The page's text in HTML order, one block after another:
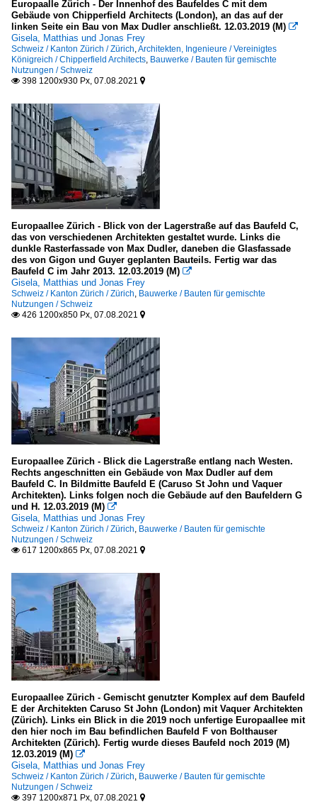
Dänemark
Hauptstadtregion (Region Hovedstaden)
Kopenhagen
Deutschland
Baden-Württemberg
Baden-Baden
Freiburg
Heidelberg
Karlsruhe
LK Alb-Donau-Kreis
LK Böblingen
LK Bodenseekreis
LK Esslingen
LK Göppingen
LK Heilbronn
LK Hohenlohekreis
LK Karlsruhe
LK Konstanz
LK Ludwigsburg
LK Main-Tauber-Kreis
LK Ortenaukreis
LK Ostalbkreis
LK Rastatt
LK Ravensburg
LK Rems-Murr-Kreis
LK Reutlingen
LK Rottweil
LK Schwäbisch Hall
LK Schwarzwald-Baar-Kreis
LK Sigmaringen
LK Tübingen
Mannheim
Pforzheim
Stuttgart
Europaalle Zürich - Der Innenhof des Baufeldes C mit dem
Gebäude von Chipperfield Architects (London), an das auf der
linken Seite ein Bau von Max Dudler anschließt. 12.03.2019 (M) 
Gisela, Matthias und Jonas Frey
Schweiz / Kanton Zürich / Zürich,Architekten, Ingenieure / Vereinigtes
Königreich / Chipperfield Architects, Bauwerke / Bauten für gemischte
Nutzungen / Schweiz
 398 1200x930 Px, 07.08.2021 
Europaallee Zürich - Blick von der Lagerstraße auf das Baufeld C,
das von verschiedenen Architekten gestaltet wurde. Links die
dunkle Rasterfassade von Max Dudler, daneben die Glasfassade
des von Gigon und Guyer geplanten Bauteils. Fertig war das
Baufeld C im Jahr 2013. 12.03.2019 (M) 
Gisela, Matthias und Jonas Frey
Schweiz / Kanton Zürich / Zürich, Bauwerke / Bauten für gemischte
Nutzungen / Schweiz
 426 1200x850 Px, 07.08.2021 
Europaallee Zürich - Blick die Lagerstraße entlang nach Westen.
Rechts angeschnitten ein Gebäude von Max Dudler auf dem
Baufeld C. In Bildmitte Baufeld E (Caruso St John und Vaquer
Architekten). Links folgen noch die Gebäude auf den Baufeldern G
und H. 12.03.2019 (M) 
Gisela, Matthias und Jonas Frey
Schweiz / Kanton Zürich / Zürich, Bauwerke / Bauten für gemischte
Nutzungen / Schweiz
 617 1200x865 Px, 07.08.2021 
Europaallee Zürich - Gemischt genutzter Komplex auf dem Baufeld
E der Architekten Caruso St John (London) mit Vaquer Architekten
(Zürich). Links ein Blick in die 2019 noch unfertige Europaallee mit
den hier noch im Bau befindlichen Baufeld F von Bolthauser
Architekten (Zürich). Fertig wurde dieses Baufeld noch 2019 (M)
12.03.2019 (M) 
Gisela, Matthias und Jonas Frey
Schweiz / Kanton Zürich / Zürich, Bauwerke / Bauten für gemischte
Nutzungen / Schweiz
 397 1200x871 Px, 07.08.2021 